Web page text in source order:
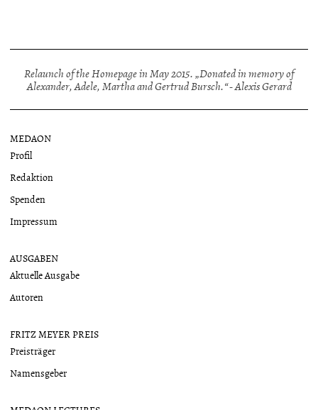
Relaunch of the Homepage in May 2015. „Donated in memory of
Alexander, Adele, Martha and Gertrud Bursch.“ - Alexis Gerard
MEDAON
Profil
Redaktion
Spenden
Impressum
AUSGABEN
Aktuelle Ausgabe
Autoren
FRITZ MEYER PREIS
Preisträger
Namensgeber